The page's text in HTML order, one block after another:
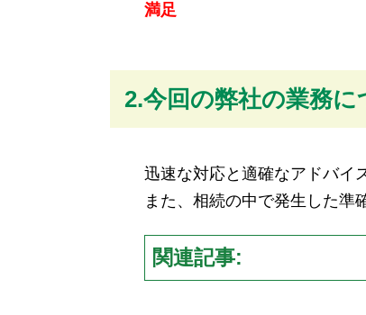
満足
2.今回の弊社の業務
迅速な対応と適確なアドバイ
また、相続の中で発生した準
関連記事: